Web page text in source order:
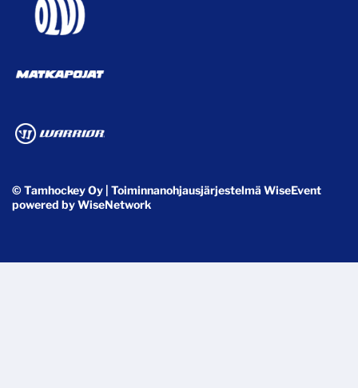
© Tamhockey Oy | ToiminnanohjausjärjestelmäWiseEvent
powered byWiseNetwork